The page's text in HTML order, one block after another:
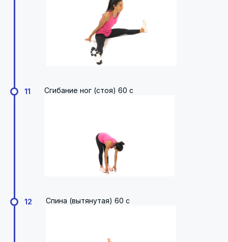
11 Сгибание ног (стоя) 60 с
12 Спина (вытянутая) 60 с